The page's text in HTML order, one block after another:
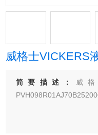
威格士VICKERS
简要描述： 威